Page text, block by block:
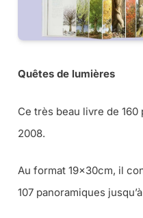
Quêtes de lumières
Ce très beau livre de
2008.
Au format 19x30cm, il
107 panoramiques